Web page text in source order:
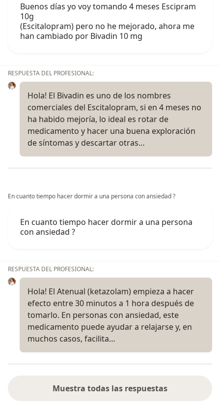
Buenos días yo voy tomando 4 meses Escipram
10g
(Escitalopram) pero no he mejorado, ahora me
han cambiado por Bivadin 10 mg
RESPUESTA DEL PROFESIONAL:
Hola! El Bivadin es uno de los nombres
comerciales del Escitalopram, si en 4 meses no
ha habido mejoría, lo ideal es rotar de
medicamento y hacer una buena exploración
de síntomas y descartar otras…
En cuanto tiempo hacer dormir a una persona con ansiedad ?
En cuanto tiempo hacer dormir a una persona
con ansiedad ?
RESPUESTA DEL PROFESIONAL:
Hola! El Atenual (ketazolam) empieza a hacer
efecto entre 30 minutos a 1 hora después de
tomarlo. En personas con ansiedad, este
medicamento puede ayudar a relajarse y, en
muchos casos, facilita…
Muestra todas las respuestas